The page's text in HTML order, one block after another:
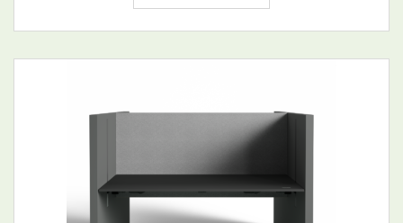
Wall